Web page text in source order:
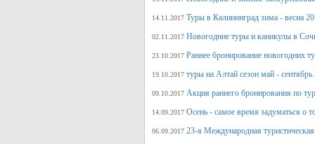
14.11.2017 Туры в Калининград зима - весна
02.11.2017 Новогодние туры и каникулы в
23.10.2017 Раннее бронирование новогодних
19.10.2017 туры на Алтай сезон май - сентябрь
09.10.2017 Акция раннего бронирования по
14.09.2017 Осень - самое время задуматься о
06.09.2017 23-я Международная